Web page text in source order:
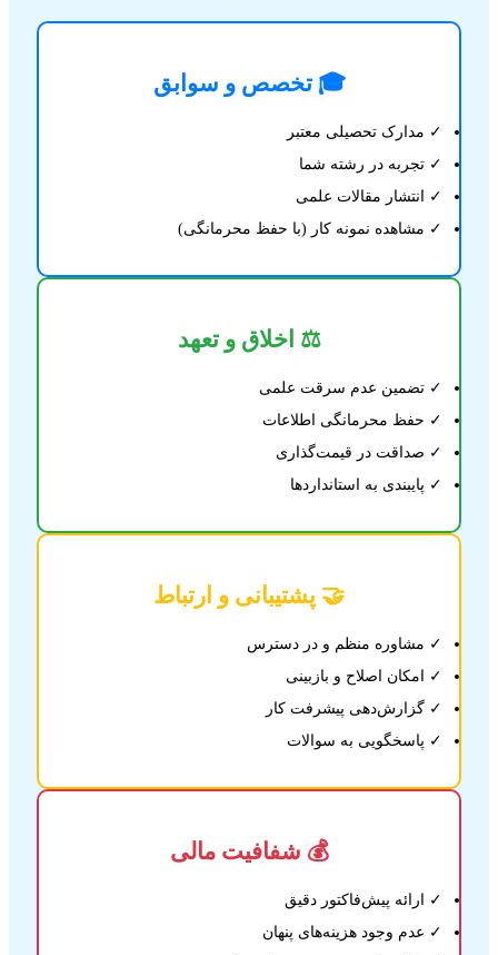
🎓 تخصص و سوابق
✓ مدارک تحصیلی معتبر
✓ تجربه در رشته شما
✓ انتشار مقالات علمی
✓ مشاهده نمونه کار (با حفظ محرمانگی)
⚖️ اخلاق و تعهد
✓ تضمین عدم سرقت علمی
✓ حفظ محرمانگی اطلاعات
✓ صداقت در قیمت‌گذاری
✓ پایبندی به استانداردها
🤝 پشتیبانی و ارتباط
✓ مشاوره منظم و در دسترس
✓ امکان اصلاح و بازبینی
✓ گزارش‌دهی پیشرفت کار
✓ پاسخگویی به سوالات
💰 شفافیت مالی
✓ ارائه پیش‌فاکتور دقیق
✓ عدم وجود هزینه‌های پنهان